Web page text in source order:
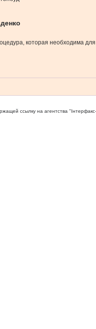
которая необходима
ссылку на агентства